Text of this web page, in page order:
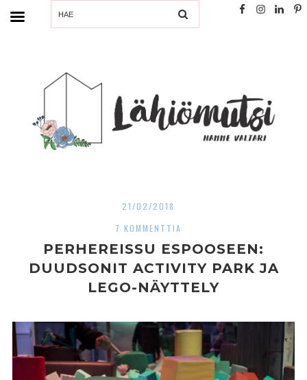
SEARCH
21/02/2018
7 KOMMENTTIA
PERHEREISSU ESPOOSEEN:
DUUDSONIT ACTIVITY PARK JA
LEGO-NÄYTTELY